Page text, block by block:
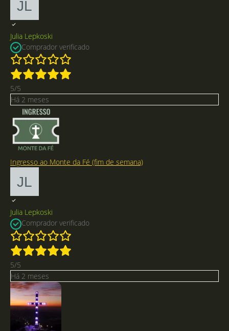
Julia Lepkoski
Comprador verificado
5/5
Há 2 meses
Ingresso ao Monte da Fé (fim de semana)
Julia Lepkoski
Comprador verificado
5/5
Há 2 meses